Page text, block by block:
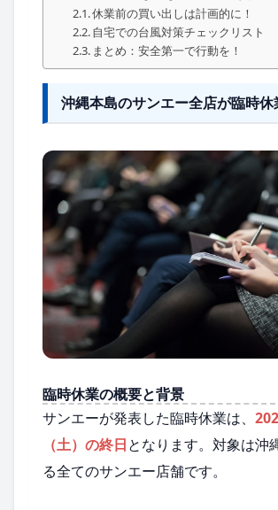
休業前の買い出しは計画的に！
自宅での台風対策チェックリスト
まとめ：安全第一で行動を！
沖縄本島のサンエー全店が臨時休
臨時休業の概要と背景
サンエーが発表した臨時休業は、
（土）の終日となります。対象は沖
る全てのサンエー店舗です。